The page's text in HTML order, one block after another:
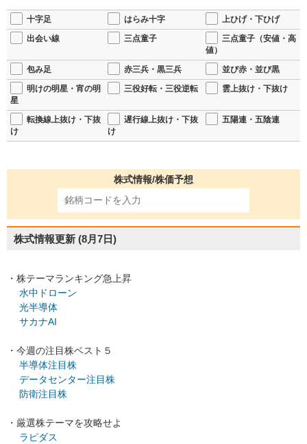
十字足 はらみ十字
上ひげ・下ひげ
出会い線
三点童子
三点童子（安値・高
値）
包み足
赤三兵・黒三兵
並び赤・並び黒
明けの明星・宵の明
星
三役好転・三役逆転 雲上抜け・下抜け
転換線上抜け・下抜
け
遅行線上抜け・下抜
け
五陽連・五陰連
株式情報/株価予想
株式情報更新 (8月7日)
・株テーマランキング急上昇
水中ドローン
光半導体
サカナAI
・今週の注目株ベスト５
半導体注目株
データセンター注目株
防衛注目株
・厳選株テーマを攻略せよ
ラピダス